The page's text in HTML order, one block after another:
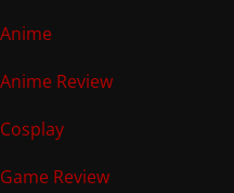
Anime
Anime Review
Cosplay
Game Review